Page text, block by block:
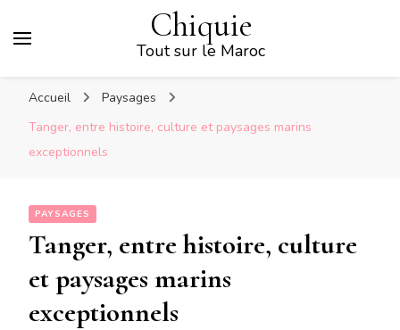
Chiquie
Tout sur le Maroc
Accueil
Paysages
Tanger, entre histoire, culture et paysages marins
exceptionnels
PAYSAGES
Tanger, entre histoire, culture
et paysages marins
exceptionnels